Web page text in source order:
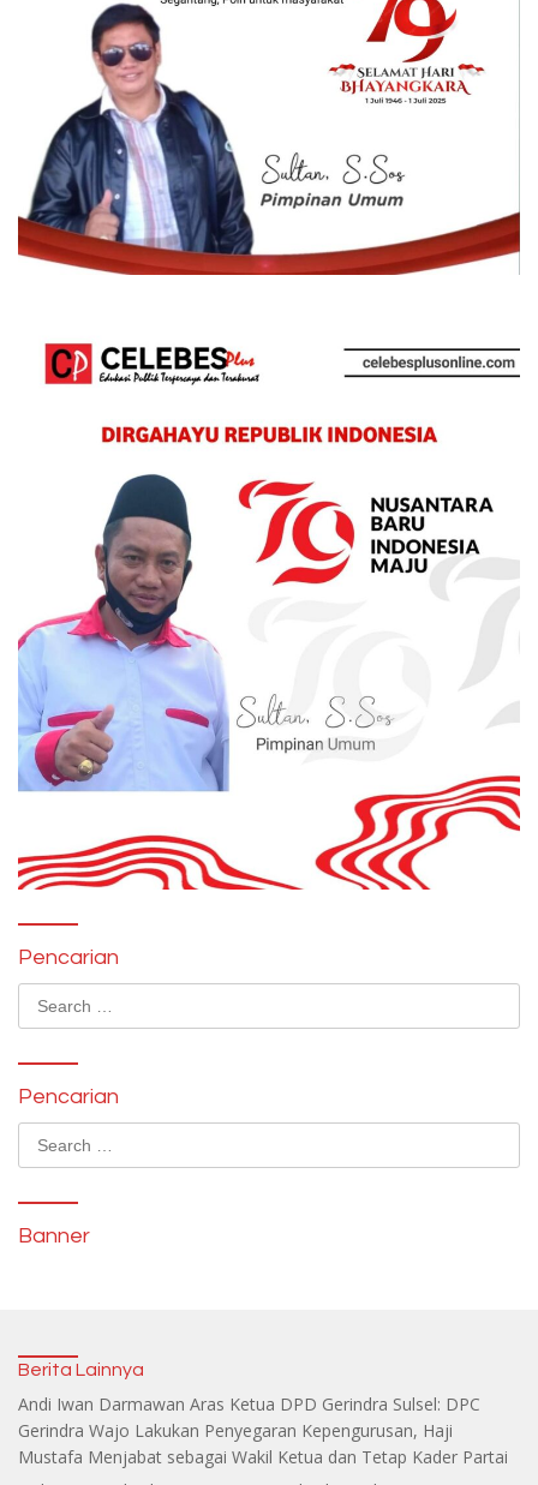
Pencarian
Search
for:
Pencarian
Search
for:
Banner
Berita Lainnya
Andi Iwan Darmawan Aras Ketua DPD Gerindra Sulsel: DPC
Gerindra Wajo Lakukan Penyegaran Kepengurusan, Haji
Mustafa Menjabat sebagai Wakil Ketua dan Tetap Kader Partai